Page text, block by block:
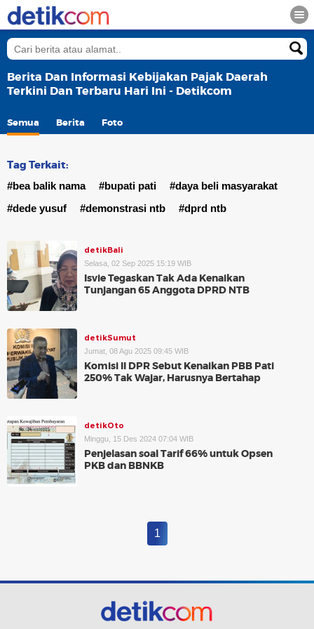
Berita Dan Informasi Kebijakan Pajak Daerah
Terkini Dan Terbaru Hari Ini - Detikcom
Semua Berita Foto
Tag Terkait:
#bea balik nama #bupati pati
#daya beli masyarakat
#dede yusuf
#demonstrasi ntb #dprd ntb
detikBali
Selasa, 02 Sep 2025 15:19 WIB
Isvie Tegaskan Tak Ada Kenaikan
Tunjangan 65 Anggota DPRD NTB
detikSumut
Jumat, 08 Agu 2025 09:45 WIB
Komisi II DPR Sebut Kenaikan PBB Pati
250% Tak Wajar, Harusnya Bertahap
detikOto
Minggu, 15 Des 2024 07:04 WIB
Penjelasan soal Tarif 66% untuk Opsen
PKB dan BBNKB
1